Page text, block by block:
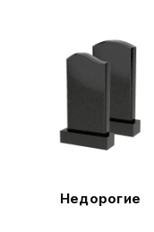
Недорогие